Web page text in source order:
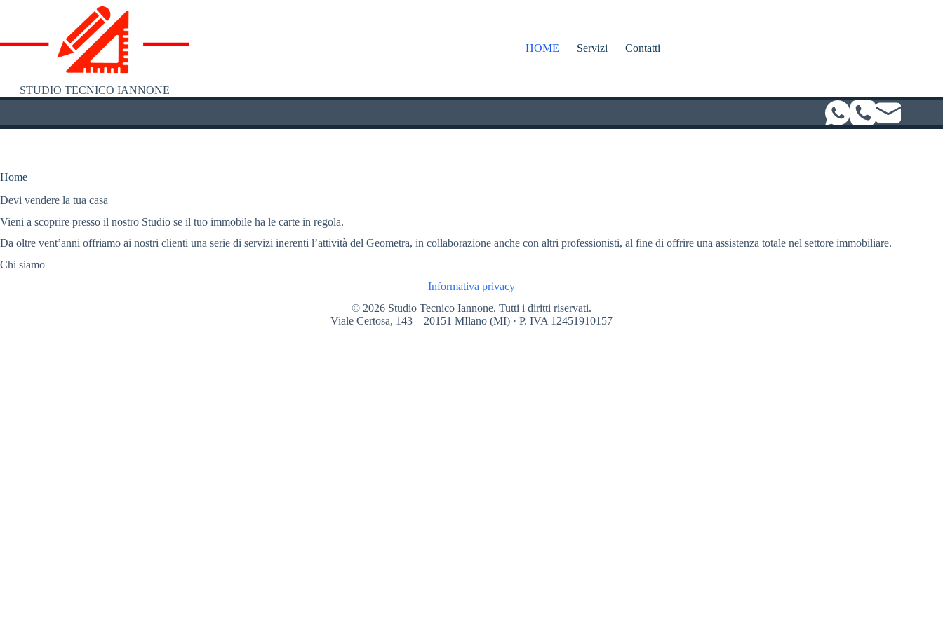
STUDIO TECNICO IANNONE
HOME Servizi Contatti
Home
Devi vendere la tua casa
Vieni a scoprire presso il nostro Studio se il tuo immobile ha le carte in regola.
Da oltre vent’anni offriamo ai nostri clienti una serie di servizi inerenti l’attività del Geometra, in collaborazione anche con altri professionisti, al fine di offrire una assistenza totale nel settore immobiliare.
Chi siamo
Informativa privacy
© 2026 Studio Tecnico Iannone. Tutti i diritti riservati.
Viale Certosa, 143 – 20151 MIlano (MI) · P. IVA 12451910157